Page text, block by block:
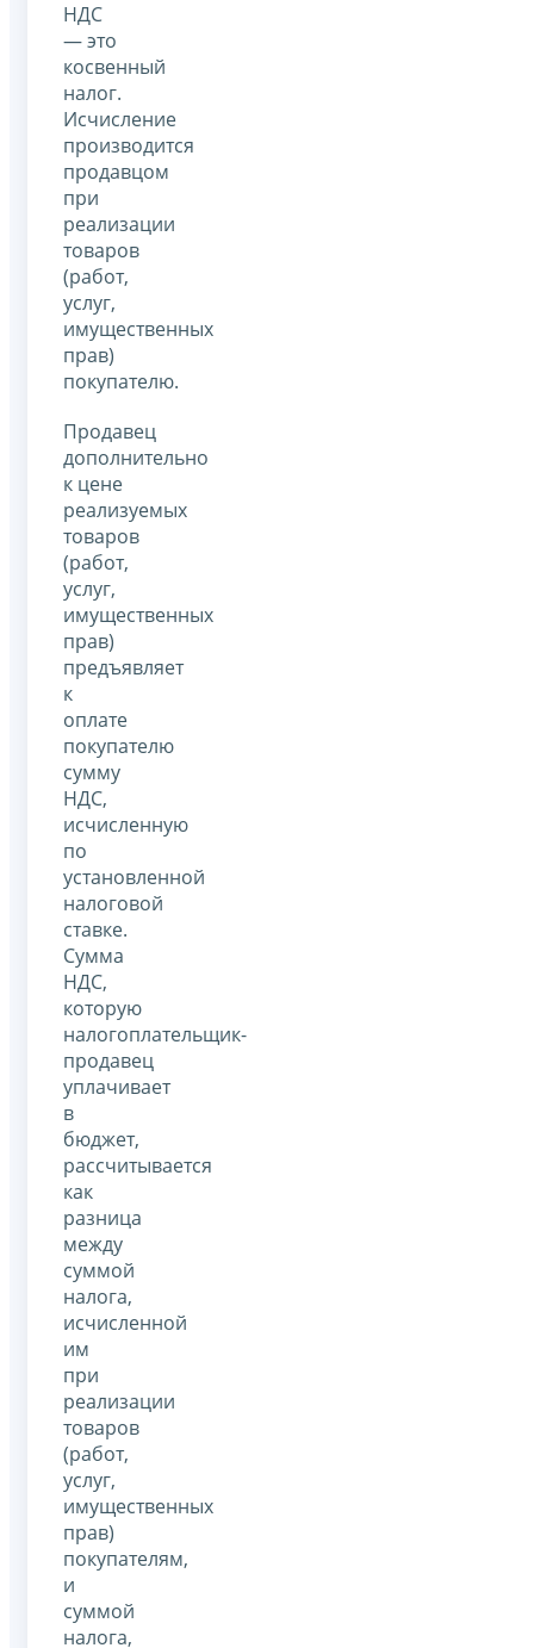
НДС
— это
косвенный
налог.
Исчисление
производится
продавцом
при
реализации
товаров
(работ,
услуг,
имущественных
прав)
покупателю.
Продавец
дополнительно
к цене
реализуемых
товаров
(работ,
услуг,
имущественных
прав)
предъявляет
к
оплате
покупателю
сумму
НДС,
исчисленную
по
установленной
налоговой
ставке.
Сумма
НДС,
которую
налогоплательщик-
продавец
уплачивает
в
бюджет,
рассчитывается
как
разница
между
суммой
налога,
исчисленной
им
при
реализации
товаров
(работ,
услуг,
имущественных
прав)
покупателям,
и
суммой
налога,